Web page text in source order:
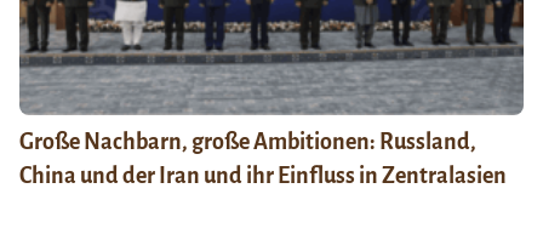
Große Nachbarn, große Ambitionen: Russland,
China und der Iran und ihr Einfluss in Zentralasien